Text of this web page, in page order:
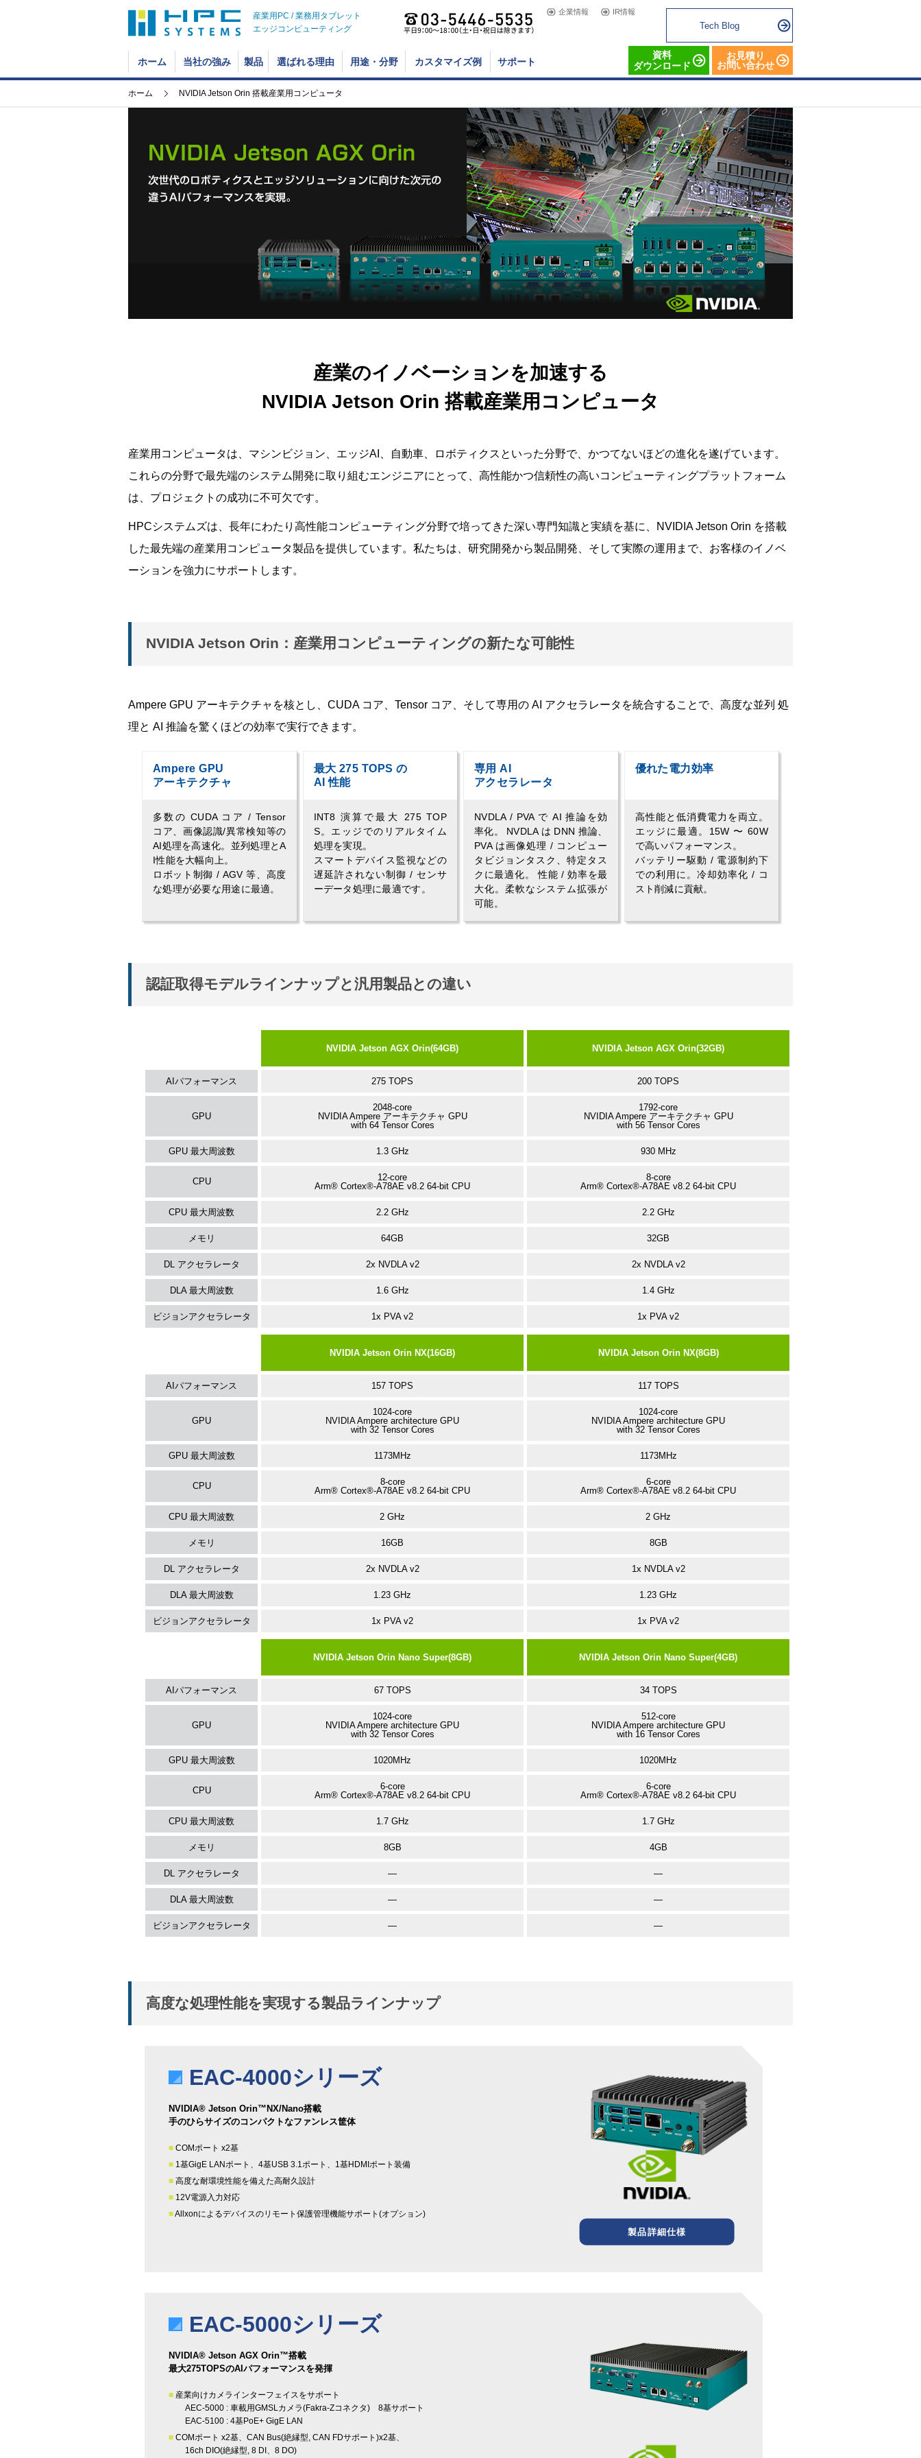
産業用PC / 業務用タブレット
エッジコンピューティング
企業情報 IR情報
Tech Blog
ホーム 当社の強み 製品 選ばれる理由 用途・分野 カスタマイズ例 サポート
資料
ダウンロード
お見積り
お問い合わせ
ホーム NVIDIA Jetson Orin 搭載産業用コンピュータ
産業のイノベーションを加速する
NVIDIA Jetson Orin 搭載産業用コンピュータ
産業用コンピュータは、マシンビジョン、エッジAI、自動車、ロボティクスといった分野で、かつてないほどの進化を遂げています。
これらの分野で最先端のシステム開発に取り組むエンジニアにとって、高性能かつ信頼性の高いコンピューティングプラットフォーム
は、プロジェクトの成功に不可欠です。
HPCシステムズは、長年にわたり高性能コンピューティング分野で培ってきた深い専門知識と実績を基に、NVIDIA Jetson Orin を搭載
した最先端の産業用コンピュータ製品を提供しています。私たちは、研究開発から製品開発、そして実際の運用まで、お客様のイノベ
ーションを強力にサポートします。
NVIDIA Jetson Orin：産業用コンピューティングの新たな可能性
Ampere GPU アーキテクチャを核とし、CUDA コア、Tensor コア、そして専用の AI アクセラレータを統合することで、高度な並列 処
理と AI 推論を驚くほどの効率で実行できます。
Ampere GPU
アーキテクチャ
多数の CUDA コア / Tensor
コア、画像認識/異常検知等の
AI処理を高速化。並列処理とA
I性能を大幅向上。
ロボット制御 / AGV 等、高度
な処理が必要な用途に最適。
最大 275 TOPS の
AI 性能
INT8 演算で最大 275 TOP
S。エッジでのリアルタイム
処理を実現。
スマートデバイス監視などの
遅延許されない制御 / センサ
ーデータ処理に最適です。
専用 AI
アクセラレータ
NVDLA / PVA で AI 推論を効
率化。 NVDLA は DNN 推論、
PVA は画像処理 / コンピュー
タビジョンタスク、特定タス
クに最適化。 性能 / 効率を最
大化。柔軟なシステム拡張が
可能。
優れた電力効率
高性能と低消費電力を両立。
エッジに最適。15W 〜 60W
で高いパフォーマンス。
バッテリー駆動 / 電源制約下
での利用に。冷却効率化 / コ
スト削減に貢献。
認証取得モデルラインナップと汎用製品との違い
NVIDIA Jetson AGX Orin(64GB) NVIDIA Jetson AGX Orin(32GB)
AIパフォーマンス 275 TOPS 200 TOPS
GPU
2048-core
NVIDIA Ampere アーキテクチャ GPU
with 64 Tensor Cores
1792-core
NVIDIA Ampere アーキテクチャ GPU
with 56 Tensor Cores
GPU 最大周波数 1.3 GHz 930 MHz
CPU
12-core
Arm® Cortex®-A78AE v8.2 64-bit CPU
8-core
Arm® Cortex®-A78AE v8.2 64-bit CPU
CPU 最大周波数 2.2 GHz 2.2 GHz
メモリ 64GB 32GB
DL アクセラレータ 2x NVDLA v2 2x NVDLA v2
DLA 最大周波数 1.6 GHz 1.4 GHz
ビジョンアクセラレータ 1x PVA v2 1x PVA v2
NVIDIA Jetson Orin NX(16GB) NVIDIA Jetson Orin NX(8GB)
AIパフォーマンス 157 TOPS 117 TOPS
GPU
1024-core
NVIDIA Ampere architecture GPU
with 32 Tensor Cores
1024-core
NVIDIA Ampere architecture GPU
with 32 Tensor Cores
GPU 最大周波数 1173MHz 1173MHz
CPU
8-core
Arm® Cortex®-A78AE v8.2 64-bit CPU
6-core
Arm® Cortex®-A78AE v8.2 64-bit CPU
CPU 最大周波数 2 GHz 2 GHz
メモリ 16GB 8GB
DL アクセラレータ 2x NVDLA v2 1x NVDLA v2
DLA 最大周波数 1.23 GHz 1.23 GHz
ビジョンアクセラレータ 1x PVA v2 1x PVA v2
NVIDIA Jetson Orin Nano Super(8GB) NVIDIA Jetson Orin Nano Super(4GB)
AIパフォーマンス 67 TOPS 34 TOPS
GPU
1024-core
NVIDIA Ampere architecture GPU
with 32 Tensor Cores
512-core
NVIDIA Ampere architecture GPU
with 16 Tensor Cores
GPU 最大周波数 1020MHz 1020MHz
CPU
6-core
Arm® Cortex®-A78AE v8.2 64-bit CPU
6-core
Arm® Cortex®-A78AE v8.2 64-bit CPU
CPU 最大周波数 1.7 GHz 1.7 GHz
メモリ 8GB 4GB
DL アクセラレータ — —
DLA 最大周波数 — —
ビジョンアクセラレータ — —
高度な処理性能を実現する製品ラインナップ
EAC-4000シリーズ
NVIDIA® Jetson Orin™NX/Nano搭載
手のひらサイズのコンパクトなファンレス筐体
■COMポート x2基
■ 1基GigE LANポート、4基USB 3.1ポート、1基HDMIポート装備
■高度な耐環境性能を備えた高耐久設計
■ 12V電源入力対応
■Allxonによるデバイスのリモート保護管理機能サポート(オプション)
製品詳細仕様
EAC-5000シリーズ
NVIDIA® Jetson AGX Orin™搭載
最大275TOPSのAIパフォーマンスを発揮
■ 産業向けカメラインターフェイスをサポート
AEC-5000 : 車載用GMSLカメラ(Fakra-Zコネクタ) 8基サポート
EAC-5100 : 4基PoE+ GigE LAN
■COMポート x2基、CAN Bus(絶縁型, CAN FDサポート)x2基、
16ch DIO(絶縁型, 8 DI、8 DO)